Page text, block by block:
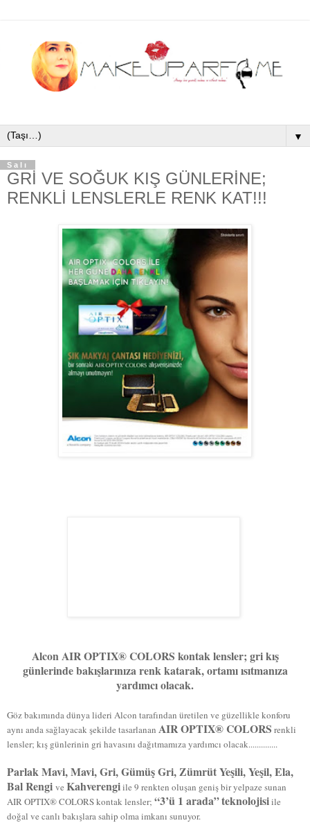
▼
Salı
GRİ VE SOĞUK KIŞ GÜNLERİNE;
RENKLİ LENSLERLE RENK KAT!!!
Alcon AIR OPTIX® COLORS kontak lensler; gri kış
günlerinde bakışlarınıza renk katarak, ortamı ısıtmanıza
yardımcı olacak.
Göz bakımında dünya lideri Alcon tarafından üretilen ve güzellikle konforu
aynı anda sağlayacak şekilde tasarlanan AIR OPTIX® COLORS renkli
lensler; kış günlerinin gri havasını dağıtmamıza yardımcı olacak..............
Parlak Mavi, Mavi, Gri, Gümüş Gri, Zümrüt Yeşili, Yeşil, Ela,
Bal Rengi ve Kahverengiile 9 renkten oluşan geniş bir yelpaze sunan
AIR OPTIX® COLORS kontak lensler; “3’ü 1 arada”teknolojisiile
doğal ve canlı bakışlara sahip olma imkanı sunuyor.